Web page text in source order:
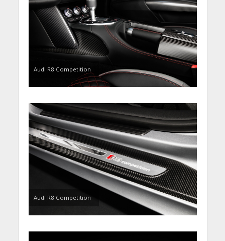
Audi R8 Competition
Audi R8 Competition